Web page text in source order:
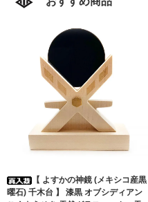
【 よすかの神鏡 (メキシコ産黒
曜石) 千木台 】 漆黒 オブシディアン